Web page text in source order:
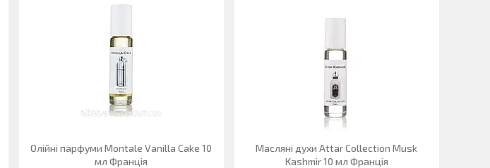
Олійні парфуми Montale Vanilla Cake 10
мл Франція
Масляні духи Attar Collection Musk
Kashmir 10 мл Франція